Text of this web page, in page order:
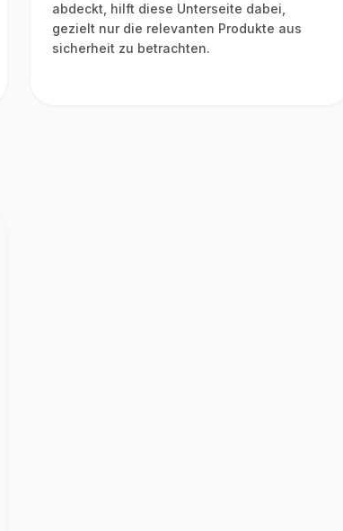
abdeckt, hilft diese Unterseite dabei,
gezielt nur die relevanten Produkte aus
sicherheit zu betrachten.